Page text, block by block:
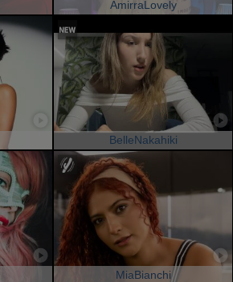
AmirraLovely
BelleNakahiki
MiaBianchi